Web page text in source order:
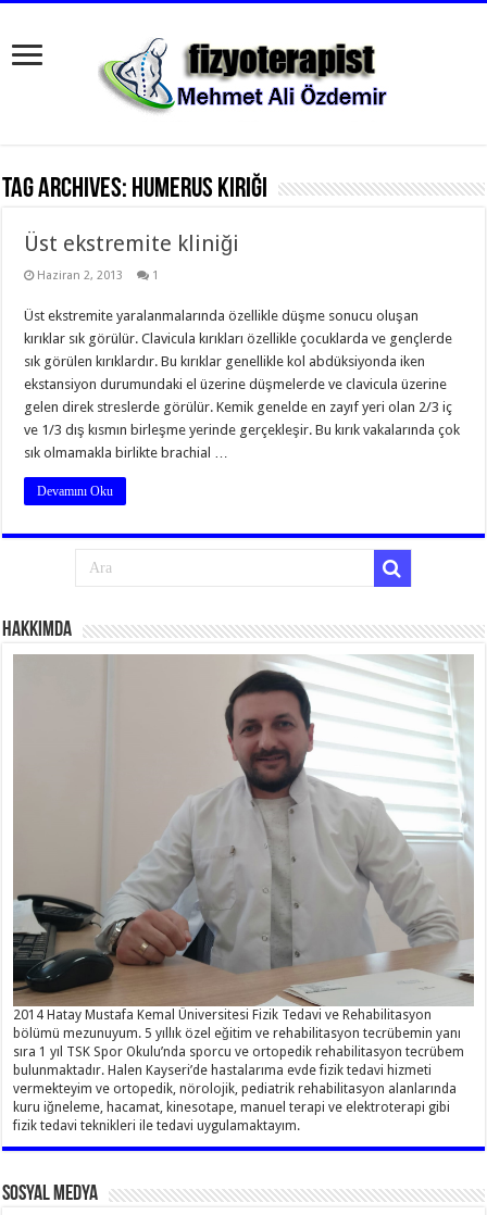
Tag Archives: humerus kırığı
Üst ekstremite kliniği
Haziran 2, 2013 1
Üst ekstremite yaralanmalarında özellikle düşme sonucu oluşan
kırıklar sık görülür. Clavicula kırıkları özellikle çocuklarda ve gençlerde
sık görülen kırıklardır. Bu kırıklar genellikle kol abdüksiyonda iken
ekstansiyon durumundaki el üzerine düşmelerde ve clavicula üzerine
gelen direk streslerde görülür. Kemik genelde en zayıf yeri olan 2/3 iç
ve 1/3 dış kısmın birleşme yerinde gerçekleşir. Bu kırık vakalarında çok
sık olmamakla birlikte brachial …
Devamını Oku
Hakkımda
2014 Hatay Mustafa Kemal Üniversitesi Fizik Tedavi ve Rehabilitasyon
bölümü mezunuyum. 5 yıllık özel eğitim ve rehabilitasyon tecrübemin yanı
sıra 1 yıl TSK Spor Okulu’nda sporcu ve ortopedik rehabilitasyon tecrübem
bulunmaktadır. Halen Kayseri’de hastalarıma evde fizik tedavi hizmeti
vermekteyim ve ortopedik, nörolojik, pediatrik rehabilitasyon alanlarında
kuru iğneleme, hacamat, kinesotape, manuel terapi ve elektroterapi gibi
fizik tedavi teknikleri ile tedavi uygulamaktayım.
Sosyal Medya